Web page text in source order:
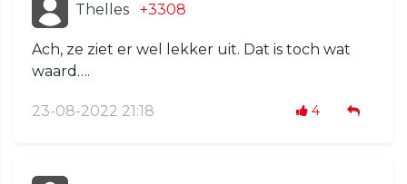
Thelles +3308
Ach, ze ziet er wel lekker uit. Dat is toch wat
waard….
23-08-2022 21:18 4